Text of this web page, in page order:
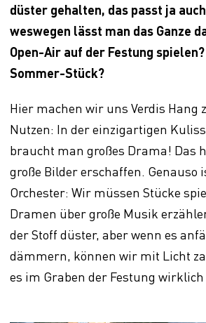
düster gehalten, das passt ja
weswegen lässt man das Ganze
Open-Air auf der Festung
Sommer-Stück?
Hier machen wir uns Verdis Hang
Nutzen: In der einzigartigen
braucht man großes Drama! Das
große Bilder erschaffen. Genauso
Orchester: Wir müssen Stücke
Dramen über große Musik
der Stoff düster, aber wenn es
dämmern, können wir mit Licht
es im Graben der Festung